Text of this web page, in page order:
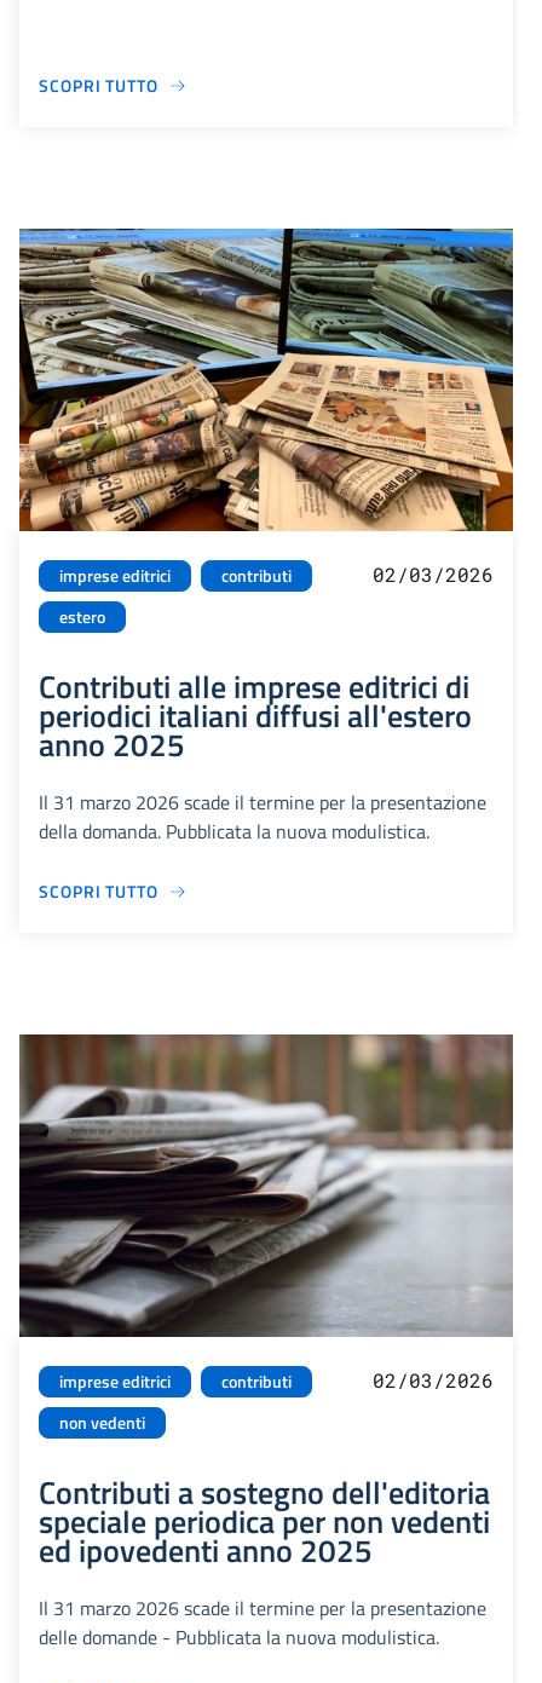
SCOPRI TUTTO
imprese editrici
contributi
estero
02/03/2026
Contributi alle imprese editrici di
periodici italiani diffusi all'estero
anno 2025
Il 31 marzo 2026 scade il termine per la presentazione
della domanda. Pubblicata la nuova modulistica.
SCOPRI TUTTO
imprese editrici
contributi
non vedenti
02/03/2026
Contributi a sostegno dell'editoria
speciale periodica per non vedenti
ed ipovedenti anno 2025
Il 31 marzo 2026 scade il termine per la presentazione
delle domande - Pubblicata la nuova modulistica.